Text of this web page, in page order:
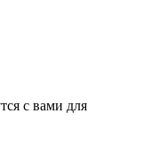
с вами для